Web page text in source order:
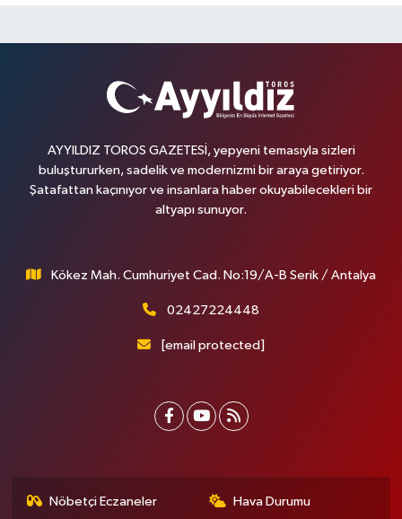
AYYILDIZ TOROS GAZETESİ, yepyeni temasıyla sizleri
buluştururken, sadelik ve modernizmi bir araya getiriyor.
Şatafattan kaçınıyor ve insanlara haber okuyabilecekleri bir
altyapı sunuyor.
Kökez Mah. Cumhuriyet Cad. No:19/A-B Serik / Antalya
02427224448
[email protected]
Nöbetçi Eczaneler Hava Durumu